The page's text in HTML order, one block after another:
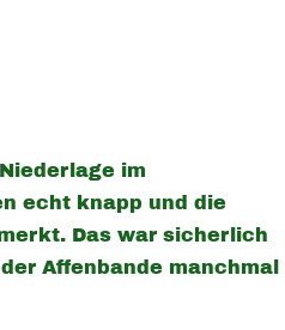
im
echt knapp und die
Das war sicherlich
Affenbande manchmal